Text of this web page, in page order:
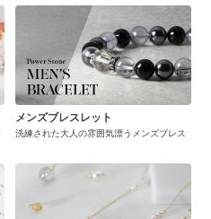
メンズブレスレット
洗練された大人の雰囲気漂うメンズブレス